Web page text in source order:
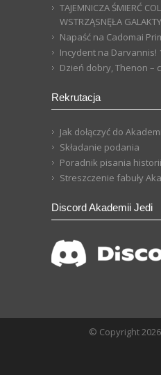
TAJEMNICZA ŚMIERĆ
WSTRZĄSNĘŁA
Napaść na Cadomai
Incydent na Darvannis!
Dzień dobry, Thenon –
Rekrutacja
Jak dołączyć do
Składanie podania
Poradnik pisania
Streszczenie fabuły
Discord Akademii Jedi
© Copyright